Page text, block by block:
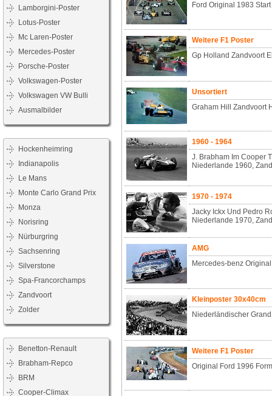
Lamborgini-Poster
Lotus-Poster
Mc Laren-Poster
Mercedes-Poster
Porsche-Poster
Volkswagen-Poster
Volkswagen VW Bulli
Ausmalbilder
Hockenheimring
Indianapolis
Le Mans
Monte Carlo Grand Prix
Monza
Norisring
Nürburgring
Sachsenring
Silverstone
Spa-Francorchamps
Zandvoort
Zolder
Benetton-Renault
Brabham-Repco
BRM
Cooper-Climax
Ford Original 1983
Weitere F1 Poster
Gp Holland Zandvoort
Unsortiert
Graham Hill Zandvoort
1960 - 1964
J. Brabham Im Cooper
Niederlande 1960,
1970 - 1974
Jacky Ickx Und Pedro
Niederlande 1970,
AMG
Mercedes-benz
Kleinposter 30x40cm
Niederländischer
Weitere F1 Poster
Original Ford 1996